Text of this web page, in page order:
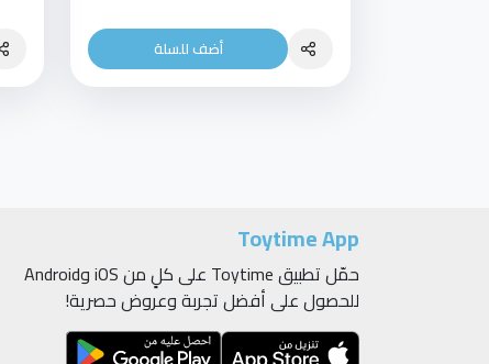
أضف للسلة
Toytime App
حمّل تطبيق Toytime على كلٍ من iOS وAndroid
للحصول على أفضل تجربة وعروض حصرية!